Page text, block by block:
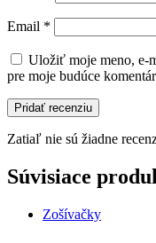
Email *
Uložiť moje meno, e-
pre moje budúce
Zatiaľ nie sú žiadne
Súvisiace
Zošívačky